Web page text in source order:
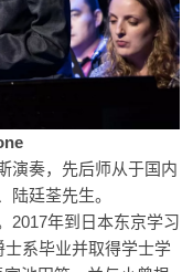
演奏，先后师从于国内
陆廷荃先生。
2017年到日本东京学习
系毕业并取得学士学